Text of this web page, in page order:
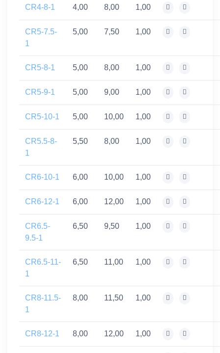
CR4-8-1 4,00 8,00 1,00
CR5-7.5-
1
5,00 7,50 1,00
CR5-8-1 5,00 8,00 1,00
CR5-9-1 5,00 9,00 1,00
CR5-10-1 5,00 10,00 1,00
CR5.5-8-
1
5,50 8,00 1,00
CR6-10-1 6,00 10,00 1,00
CR6-12-1 6,00 12,00 1,00
CR6.5-
9.5-1
6,50 9,50 1,00
CR6.5-11-
1
6,50 11,00 1,00
CR8-11.5-
1
8,00 11,50 1,00
CR8-12-1 8,00 12,00 1,00